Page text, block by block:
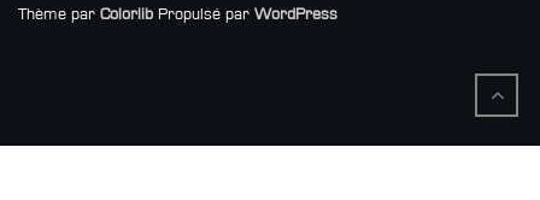
Thème par Colorlib Propulsé par WordPress